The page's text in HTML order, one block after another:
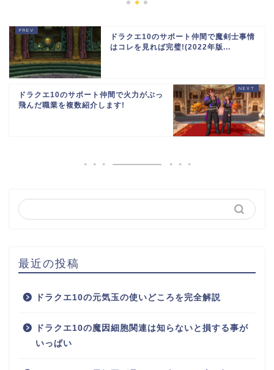
ドラクエ10のサポート仲間で魔剣士事情
はコレを見れば完璧!(2022年版...
ドラクエ10のサポート仲間で火力がぶっ
飛んだ職業を複数紹介します!
最近の投稿
ドラクエ10の元気玉の使いどころを完全解説
ドラクエ10の魔因細胞関連は知らないと損する事が
いっぱい